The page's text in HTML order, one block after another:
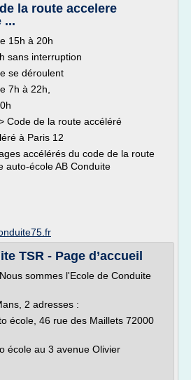
la route accelere
...
15h à 20h
sans interruption
se déroulent
7h à 22h,
Code de la route accéléré
à Paris 12
accélérés du code de la route
auto-école AB Conduite
TSR - Page d’accueil
sommes l'Ecole de Conduite
2 adresses :
école, 46 rue des Maillets 72000
école au 3 avenue Olivier